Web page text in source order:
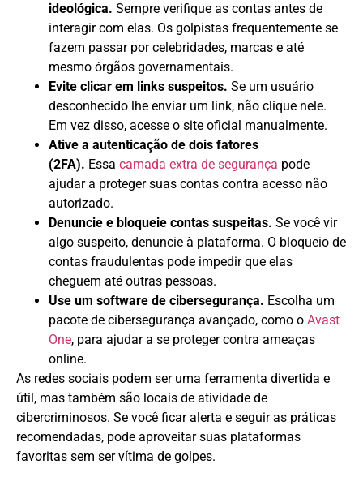
ideológica. Sempre verifique as contas antes de
interagir com elas. Os golpistas frequentemente se
fazem passar por celebridades, marcas e até
mesmo órgãos governamentais.
Evite clicar em links suspeitos. Se um usuário
desconhecido lhe enviar um link, não clique nele.
Em vez disso, acesse o site oficial manualmente.
Ative a autenticação de dois fatores
(2FA). Essa camada extra de segurança pode
ajudar a proteger suas contas contra acesso não
autorizado.
Denuncie e bloqueie contas suspeitas. Se você vir
algo suspeito, denuncie à plataforma. O bloqueio de
contas fraudulentas pode impedir que elas
cheguem até outras pessoas.
Use um software de cibersegurança. Escolha um
pacote de cibersegurança avançado, como o Avast
One, para ajudar a se proteger contra ameaças
online.
As redes sociais podem ser uma ferramenta divertida e
útil, mas também são locais de atividade de
cibercriminosos. Se você ficar alerta e seguir as práticas
recomendadas, pode aproveitar suas plataformas
favoritas sem ser vítima de golpes.